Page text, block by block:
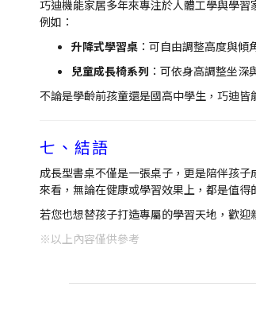
巧迪機能家居多年來專注於人體工學與學
例如：
升降式學習桌 ：可自由調整高度與傾
兒童成長椅系列 ：可依身高調整坐深
不論是學齡前孩童還是國高中學生，巧迪
七、結語
成長型書桌不僅是一張桌子，更是陪伴孩
來看，無論在健康或學習效果上，都是值得
若您也想替孩子打造專屬的學習天地，歡
※以上內容僅供參考